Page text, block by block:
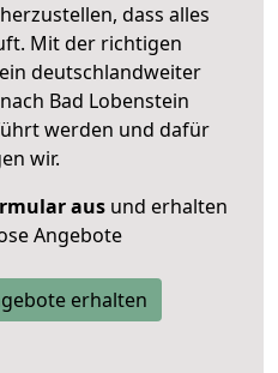
dass alles
Mit der richtigen
deutschlandweiter
Bad Lobenstein
werden und dafür
wir.
ausund erhalten
Angebote
erhalten